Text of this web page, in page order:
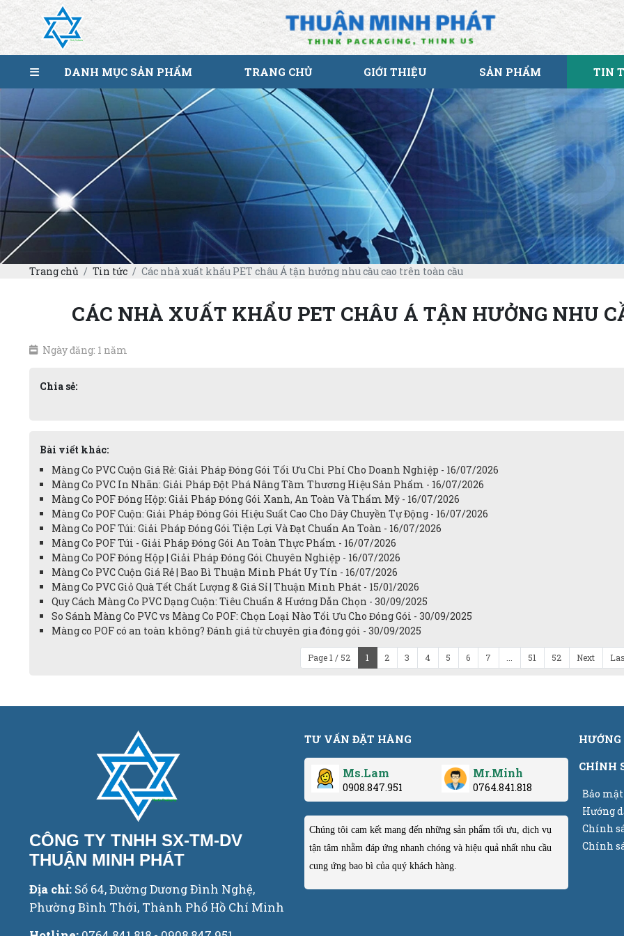
DANH MỤC SẢN PHẨM TRANG CHỦ GIỚI THIỆU SẢN PHẨM TIN
Trang chủ Tin tức Các nhà xuất khẩu PET châu Á tận hưởng nhu cầu cao trên toàn cầu
CÁC NHÀ XUẤT KHẨU PET CHÂU Á TẬN HƯỞNG NHU
Ngày đăng: 1 năm
Chia sẻ:
Bài viết khác:
Màng Co PVC Cuộn Giá Rẻ: Giải Pháp Đóng Gói Tối Ưu Chi Phí Cho Doanh Nghiệp - 16/07/2026
Màng Co PVC In Nhãn: Giải Pháp Đột Phá Nâng Tầm Thương Hiệu Sản Phẩm - 16/07/2026
Màng Co POF Đóng Hộp: Giải Pháp Đóng Gói Xanh, An Toàn Và Thẩm Mỹ - 16/07/2026
Màng Co POF Cuộn: Giải Pháp Đóng Gói Hiệu Suất Cao Cho Dây Chuyền Tự Động - 16/07/2026
Màng Co POF Túi: Giải Pháp Đóng Gói Tiện Lợi Và Đạt Chuẩn An Toàn - 16/07/2026
Màng Co POF Túi - Giải Pháp Đóng Gói An Toàn Thực Phẩm - 16/07/2026
Màng Co POF Đóng Hộp | Giải Pháp Đóng Gói Chuyên Nghiệp - 16/07/2026
Màng Co PVC Cuộn Giá Rẻ | Bao Bì Thuận Minh Phát Uy Tín - 16/07/2026
Màng Co PVC Giỏ Quà Tết Chất Lượng & Giá Sỉ | Thuận Minh Phát - 15/01/2026
Quy Cách Màng Co PVC Dạng Cuộn: Tiêu Chuẩn & Hướng Dẫn Chọn - 30/09/2025
So Sánh Màng Co PVC vs Màng Co POF: Chọn Loại Nào Tối Ưu Cho Đóng Gói - 30/09/2025
Màng co POF có an toàn không? Đánh giá từ chuyên gia đóng gói - 30/09/2025
Page 1 / 52 1 2 3 4 5 6 7 51 52 Next
CÔNG TY TNHH SX-TM-DV
THUẬN MINH PHÁT
Địa chỉ: Số 64, Đường Dương Đình Nghệ,
Phường Bình Thới, Thành Phố Hồ Chí Minh
TƯ VẤN ĐẶT HÀNG
Ms.Lam
0908.847.951
Mr.Minh
0764.841.818
Chúng tôi cam kết mang đến những sản phẩm tối ưu, dịch vụ
tận tâm nhằm đáp ứng nhanh chóng và hiệu quả nhất nhu cầu
cung ứng bao bì của quý khách hàng.
CHÍNH
Bảo
Hướng
Chính
Chính